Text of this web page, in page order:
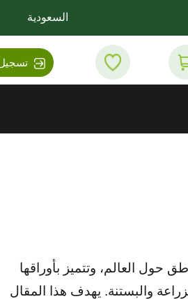
السعودية
حول العالم، وتتميز بأوراقها
والبستنة. يهدف هذا المقال